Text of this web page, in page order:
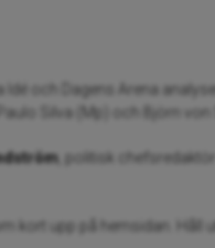
Idé och Dagens Arena
Silva (Mp) och Björn
, politisk
kort upp på hemsidan. Håll